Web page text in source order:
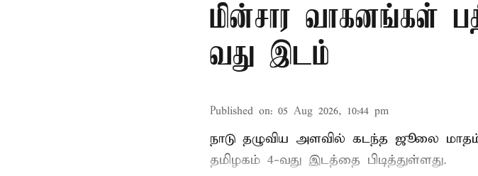
மின்சார வாகனங்கள்
வது இடம்
Published on: 05 Aug 2026, 10:44 pm
நாடு தழுவிய அளவில் கடந்த ஜூலை
தமிழகம் 4-வது இடத்தை பிடித்துள்ளது.